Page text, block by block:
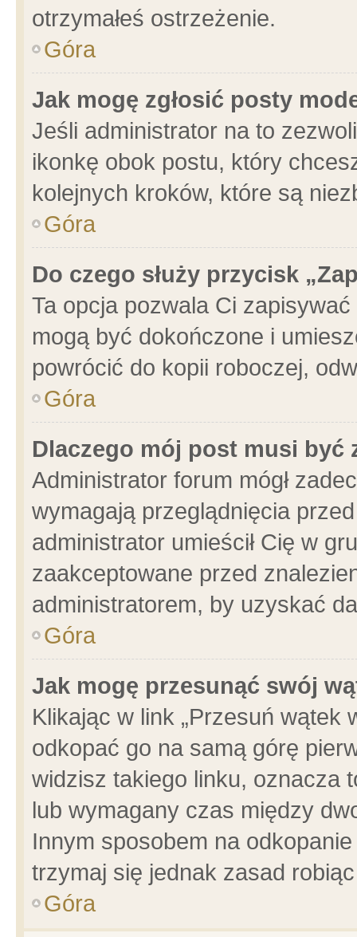
otrzymałeś ostrzeżenie.
Góra
Jak mogę zgłosić posty
Jeśli administrator na to
ikonkę obok postu, który
kolejnych kroków, które są
Góra
Do czego służy przycisk
Ta opcja pozwala Ci
mogą być dokończone i
powrócić do kopii roboczej,
Góra
Dlaczego mój post musi być
Administrator forum mógł
wymagają przeglądnięcia
administrator umieścił Cię w
zaakceptowane przed
administratorem, by uzyskać
Góra
Jak mogę przesunąć swój
Klikając w link „Przesuń wątek
odkopać go na samą górę
widzisz takiego linku, oznacza
lub wymagany czas między
Innym sposobem na
trzymaj się jednak zasad
Góra